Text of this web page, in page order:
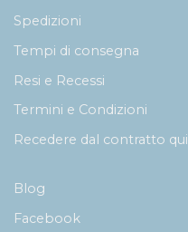
Spedizioni
Tempi di consegna
Resi e Recessi
Termini e Condizioni
Recedere dal contratto qui
Blog
Facebook